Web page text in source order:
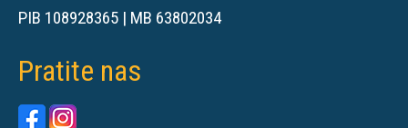
PIB 108928365 | MB 63802034
Pratite nas